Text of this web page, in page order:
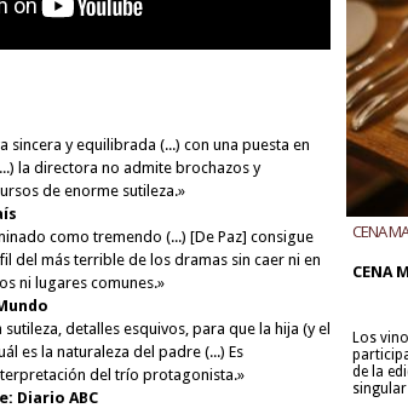
sincera y equilibrada (...) con una puesta en
la directora no admite brochazos y
de enorme sutileza.»
como tremendo (...) [De Paz] consigue
del más terrible de los dramas sin caer ni en
ni lugares comunes.»
detalles esquivos, para que la hija (y el
es la naturaleza del padre (...) Es
del trío protagonista.»
Diario ABC
CENA
CENA
Los
de la